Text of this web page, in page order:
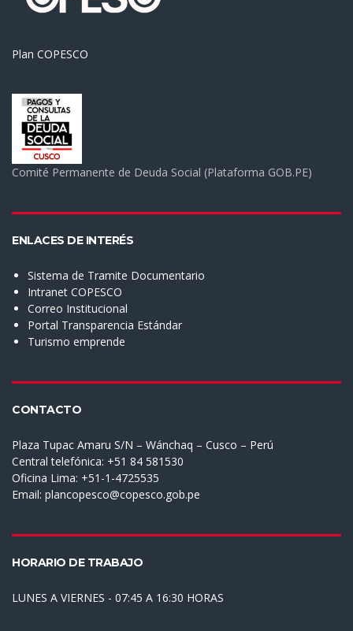
Plan COPESCO
Comité Permanente de Deuda Social (Plataforma GOB.PE)
ENLACES DE INTERÉS
Sistema de Tramite Documentario
Intranet COPESCO
Correo Institucional
Portal Transparencia Estándar
Turismo emprende
CONTACTO
Plaza Tupac Amaru S/N – Wánchaq – Cusco – Perú
Central telefónica: +51 84 581530
Oficina Lima: +51-1-4725535
Email: plancopesco@copesco.gob.pe
HORARIO DE TRABAJO
LUNES A VIERNES - 07:45 A 16:30 HORAS